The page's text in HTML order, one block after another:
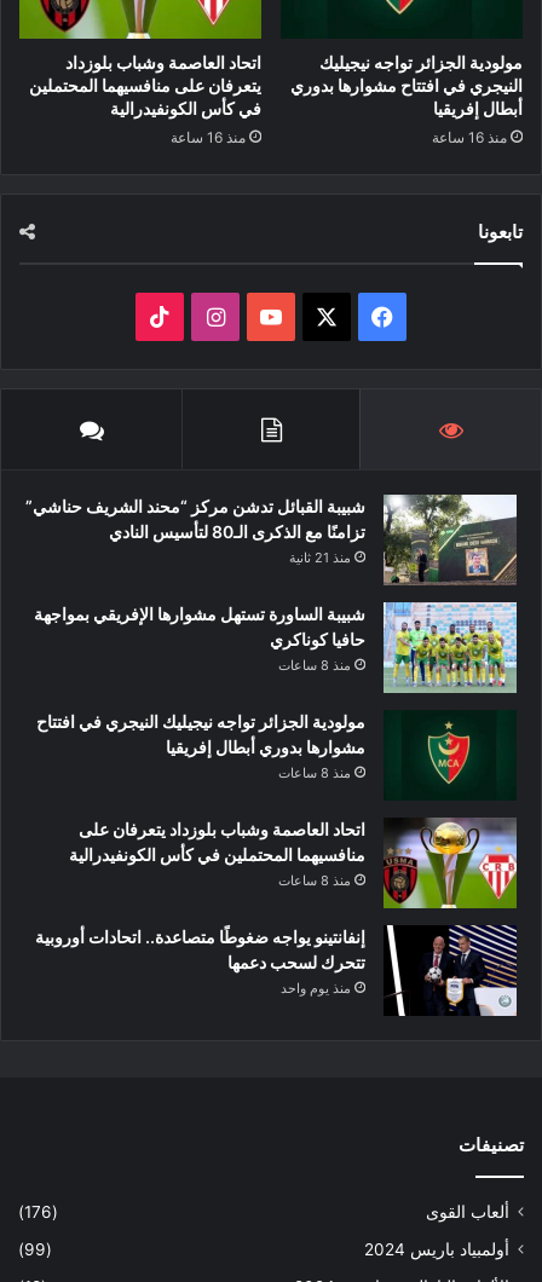
مولودية الجزائر تواجه نيجيليك
النيجري في افتتاح مشوارها بدوري
أبطال إفريقيا
منذ 16 ساعة
اتحاد العاصمة وشباب بلوزداد
يتعرفان على منافسيهما المحتملين
في كأس الكونفيدرالية
منذ 16 ساعة
تابعونا
فيسبوك ‫YouTubeانستقرام
شبيبة القبائل تدشن مركز “محند الشريف حناشي”
تزامنًا مع الذكرى الـ80 لتأسيس النادي
منذ 21 ثانية
شبيبة الساورة تستهل مشوارها الإفريقي بمواجهة
حافيا كوناكري
منذ 8 ساعات
مولودية الجزائر تواجه نيجيليك النيجري في افتتاح
مشوارها بدوري أبطال إفريقيا
منذ 8 ساعات
اتحاد العاصمة وشباب بلوزداد يتعرفان على
منافسيهما المحتملين في كأس الكونفيدرالية
منذ 8 ساعات
إنفانتينو يواجه ضغوطًا متصاعدة.. اتحادات أوروبية
تتحرك لسحب دعمها
منذ يوم واحد
تصنيفات
ألعاب القوى
(176)
أولمبياد باريس 2024
(99)